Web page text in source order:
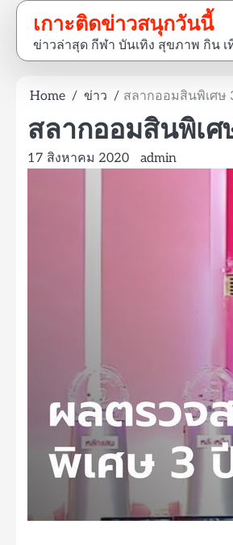
Skip
content
เกาะติดข่าวสนุกวันนี้
ข่าวล่าสุด กีฬา บันเทิง สุขภาพ กิน เ
Home ข่าว สลากออมสินพิเศษ
สลากออมสินพิเศ
17 สิงหาคม 2020 admin